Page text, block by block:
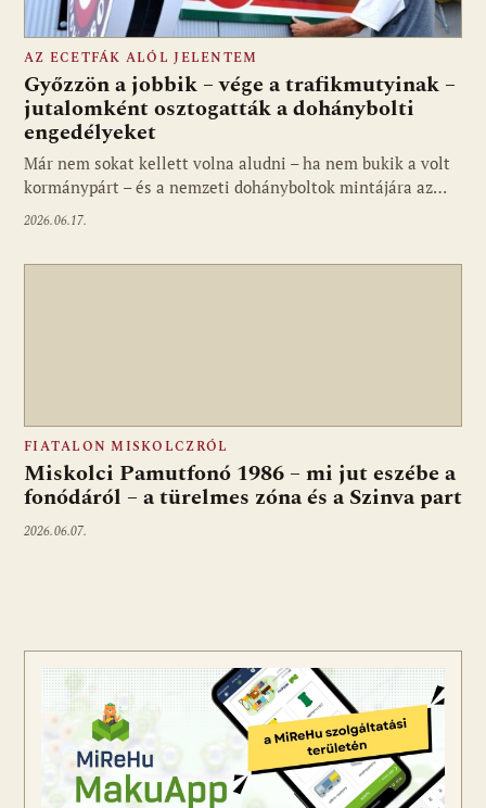
AZ ECETFÁK ALÓL JELENTEM
Győzzön a jobbik – vége a trafikmutyinak –
jutalomként osztogatták a dohánybolti
engedélyeket
Már nem sokat kellett volna aludni – ha nem bukik a volt
kormánypárt – és a nemzeti dohányboltok mintájára az…
2026.06.17.
FIATALON MISKOLCZRÓL
Miskolci Pamutfonó 1986 – mi jut eszébe a
fonódáról – a türelmes zóna és a Szinva part
2026.06.07.